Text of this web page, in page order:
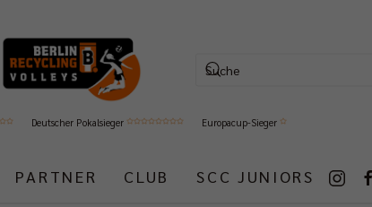
Deutscher Pokalsieger Europacup-Sieger
PARTNER CLUB SCC JUNIORS